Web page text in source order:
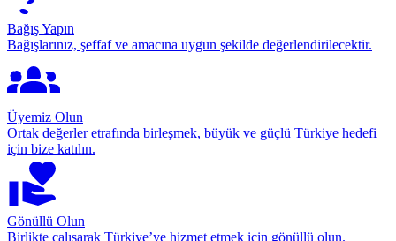
Bağış Yapın
Bağışlarınız, şeffaf ve amacına uygun şekilde değerlendirilecektir.
Üyemiz Olun
Ortak değerler etrafında birleşmek, büyük ve güçlü Türkiye hedefi
için bize katılın.
Gönüllü Olun
Birlikte çalışarak Türkiye’ye hizmet etmek için gönüllü olun.